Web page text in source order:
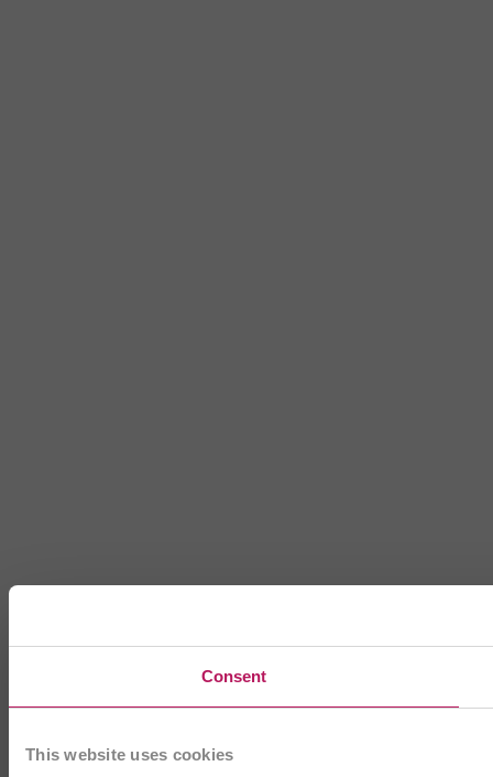
Consent
This website uses cookies